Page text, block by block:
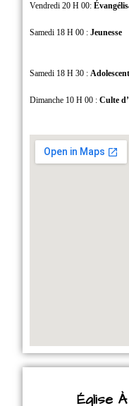
Vendredi 20 H 00:
Samedi 18 H 00 :Jeunesse
Samedi 18 H 30 :
Dimanche 10 H 00 :Culte
Église